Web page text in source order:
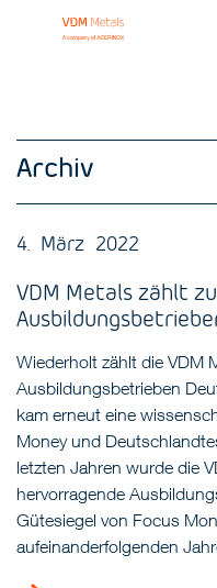
Archiv
4. März 2022
VDM Metals zählt
Wiederholt zählt die VDM
Ausbildungsbetrieben
kam erneut eine
Money und
letzten Jahren wurde die
hervorragende
Gütesiegel von Focus
aufeinanderfolgenden